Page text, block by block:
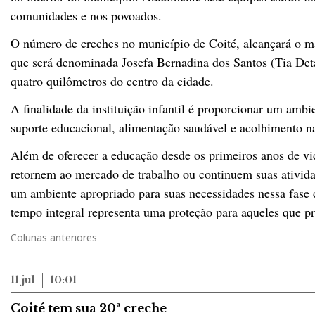
comunidades e nos povoados.
O número de creches no município de Coité, alcançará o
que será denominada Josefa Bernadina dos Santos (Tia
quatro quilômetros do centro da cidade.
A finalidade da instituição infantil é proporcionar um
suporte educacional, alimentação saudável e acolhimento
Além de oferecer a educação desde os primeiros anos de
retornem ao mercado de trabalho ou continuem suas
um ambiente apropriado para suas necessidades nessa
tempo integral representa uma proteção para aqueles que
Colunas anteriores
11 jul 10:01
Coité tem sua 20ª creche